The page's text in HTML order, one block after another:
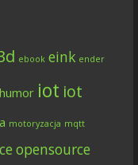
ebook eink ender
humor iot iot
motoryzacja mqtt
opensource